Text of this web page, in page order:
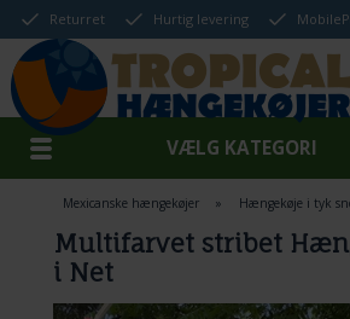
Returret Hurtig levering
VÆLG KATEGORI
Mexicanske hængekøjer » Hængekøje i tyk
Multifarvet stribet
i Net